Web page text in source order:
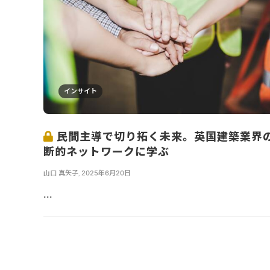
インサイト
民間主導で切り拓く未来。英国建築業界
断的ネットワークに学ぶ
山口 真矢子 2025年6月20日
...